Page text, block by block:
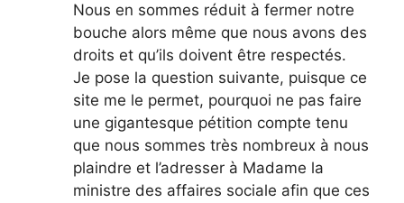
Nous en sommes réduit à fermer notre
bouche alors même que nous avons des
droits et qu’ils doivent être respectés.
Je pose la question suivante, puisque ce
site me le permet, pourquoi ne pas faire
une gigantesque pétition compte tenu
que nous sommes très nombreux à nous
plaindre et l’adresser à Madame la
ministre des affaires sociale afin que ces